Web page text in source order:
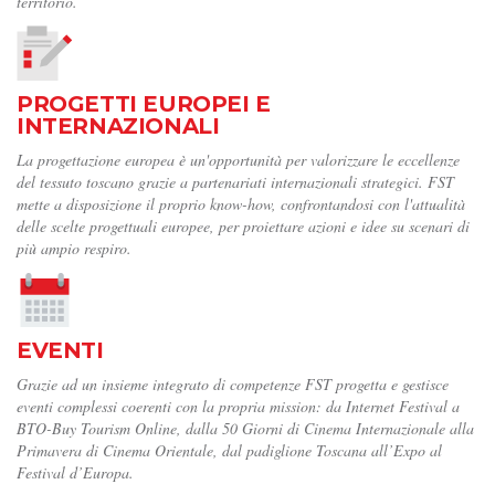
PROGETTI EUROPEI E
INTERNAZIONALI
La progettazione europea è un'opportunità per valorizzare le eccellenze
del tessuto toscano grazie a partenariati internazionali strategici. FST
mette a disposizione il proprio know-how, confrontandosi con l'attualità
delle scelte progettuali europee, per proiettare azioni e idee su scenari di
più ampio respiro.
EVENTI
Grazie ad un insieme integrato di competenze FST progetta e gestisce
eventi complessi coerenti con la propria mission: da Internet Festival a
BTO-Buy Tourism Online, dalla 50 Giorni di Cinema Internazionale alla
Primavera di Cinema Orientale, dal padiglione Toscana all’Expo al
Festival d’Europa.